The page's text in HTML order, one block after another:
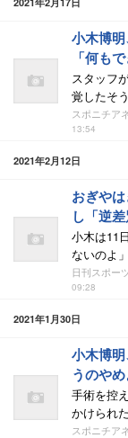
小木博
「何も
スタッフ
覚したそう
スポニチア
13:54
2021年2月12日
おぎや
し「逆差
小木は11
ないのよ
日刊スポー
09:28
2021年1月30日
小木博
うのやめ
手術を控
かけられ
スポニチア